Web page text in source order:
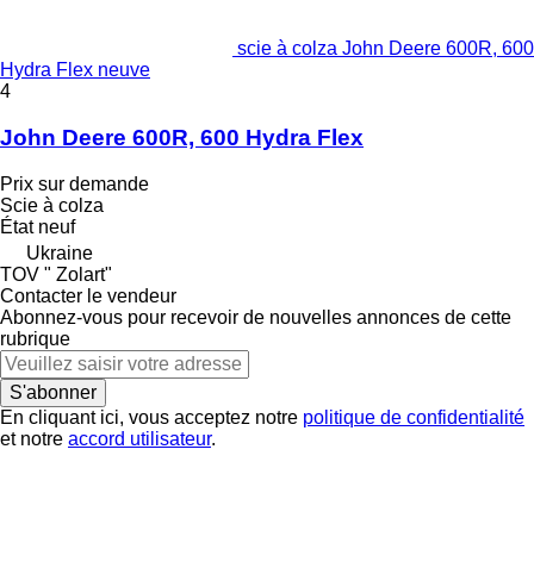
scie à colza John Deere 600R, 600
Hydra Flex neuve
4
John Deere 600R, 600 Hydra Flex
Prix sur demande
Scie à colza
Étatneuf
Ukraine
TOV " Zolart"
Contacter le vendeur
Abonnez-vous pour recevoir de nouvelles annonces de cette
rubrique
S'abonner
En cliquant ici, vous acceptez notre politique de confidentialité
et notre accord utilisateur.